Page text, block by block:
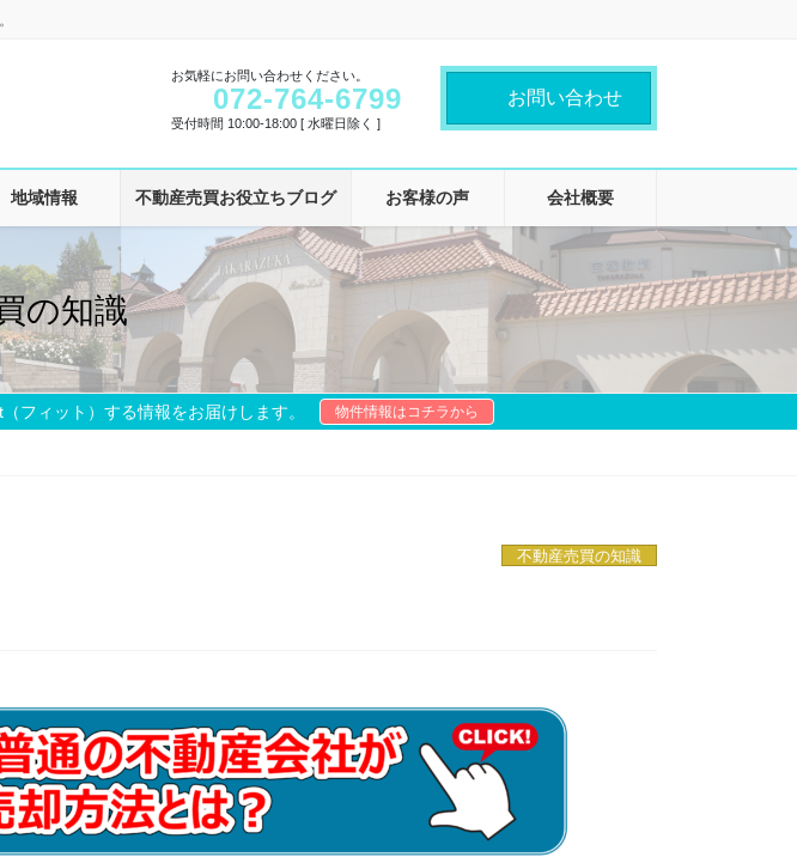
お気軽にお問い合わせください。
072-764-6799
受付時間 10:00-18:00 [ 水曜日除く ]
お問い合わせ
地域情報 不動産売買お役立ちブログ お客様の声 会社概要
の知識
フィット）する情報をお届けします。 物件情報はコチラから
不動産売買の知識